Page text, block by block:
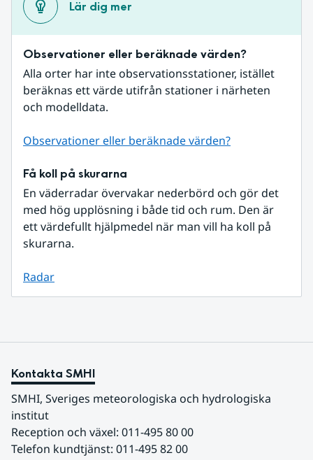
Lär dig mer
Observationer eller beräknade värden?
Alla orter har inte observationsstationer, istället
beräknas ett värde utifrån stationer i närheten
och modelldata.
Observationer eller beräknade värden?
Få koll på skurarna
En väderradar övervakar nederbörd och gör det
med hög upplösning i både tid och rum. Den är
ett värdefullt hjälpmedel när man vill ha koll på
skurarna.
Radar
Kontakta SMHI
SMHI, Sveriges meteorologiska och hydrologiska
institut
Reception och växel: 011-495 80 00
Telefon kundtjänst: 011-495 82 00